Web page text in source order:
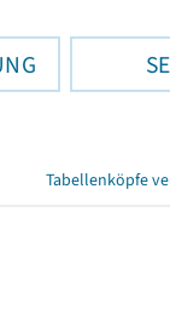
Tabellenköpfe